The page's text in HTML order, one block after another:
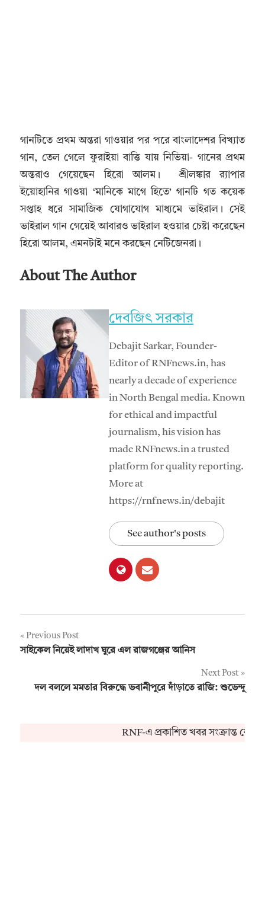
গানটিতে প্রথম অন্তরা গাওয়ার পর পরে বাংলাদেশর বিখ্যাত
গান, তেল গেলে ফুরাইয়া বাত্তি যায় নিভিয়া- গানের প্রথম
অন্তরাও গেয়েছেন হিরো আলম। শ্রীলঙ্কার র‍্যাপার
ইয়োহানির গাওয়া ‘মানিকে মাগে হিতে’ গানটি গত কয়েক
সপ্তাহ ধরে সামাজিক যোগাযোগ মাধ্যমে ভাইরাল। সেই
ভাইরাল গান গেয়েই আবারও ভাইরাল হওয়ার চেষ্টা করেছেন
হিরো আলম, এমনটাই মনে করছেন নেটিজেনরা।
About The Author
দেবজিৎ সরকার
Debajit Sarkar, Founder-
Editor of RNFnews.in, has
nearly a decade of experience
in North Bengal media. Known
for ethical and impactful
journalism, his vision has
made RNFnews.in a trusted
platform for quality reporting.
More at
https://rnfnews.in/debajit
See author's posts
Post
Previous Post
সাইকেল নিয়েই লাদাখ ঘুরে এল রাজগঞ্জের আনিস
Next Post
দল বললে মমতার বিরুদ্ধে ভবানীপুরে দাঁড়াতে রাজি: শুভেন্দু
RNF-এ প্রকাশিত খবর সংক্রান্ত